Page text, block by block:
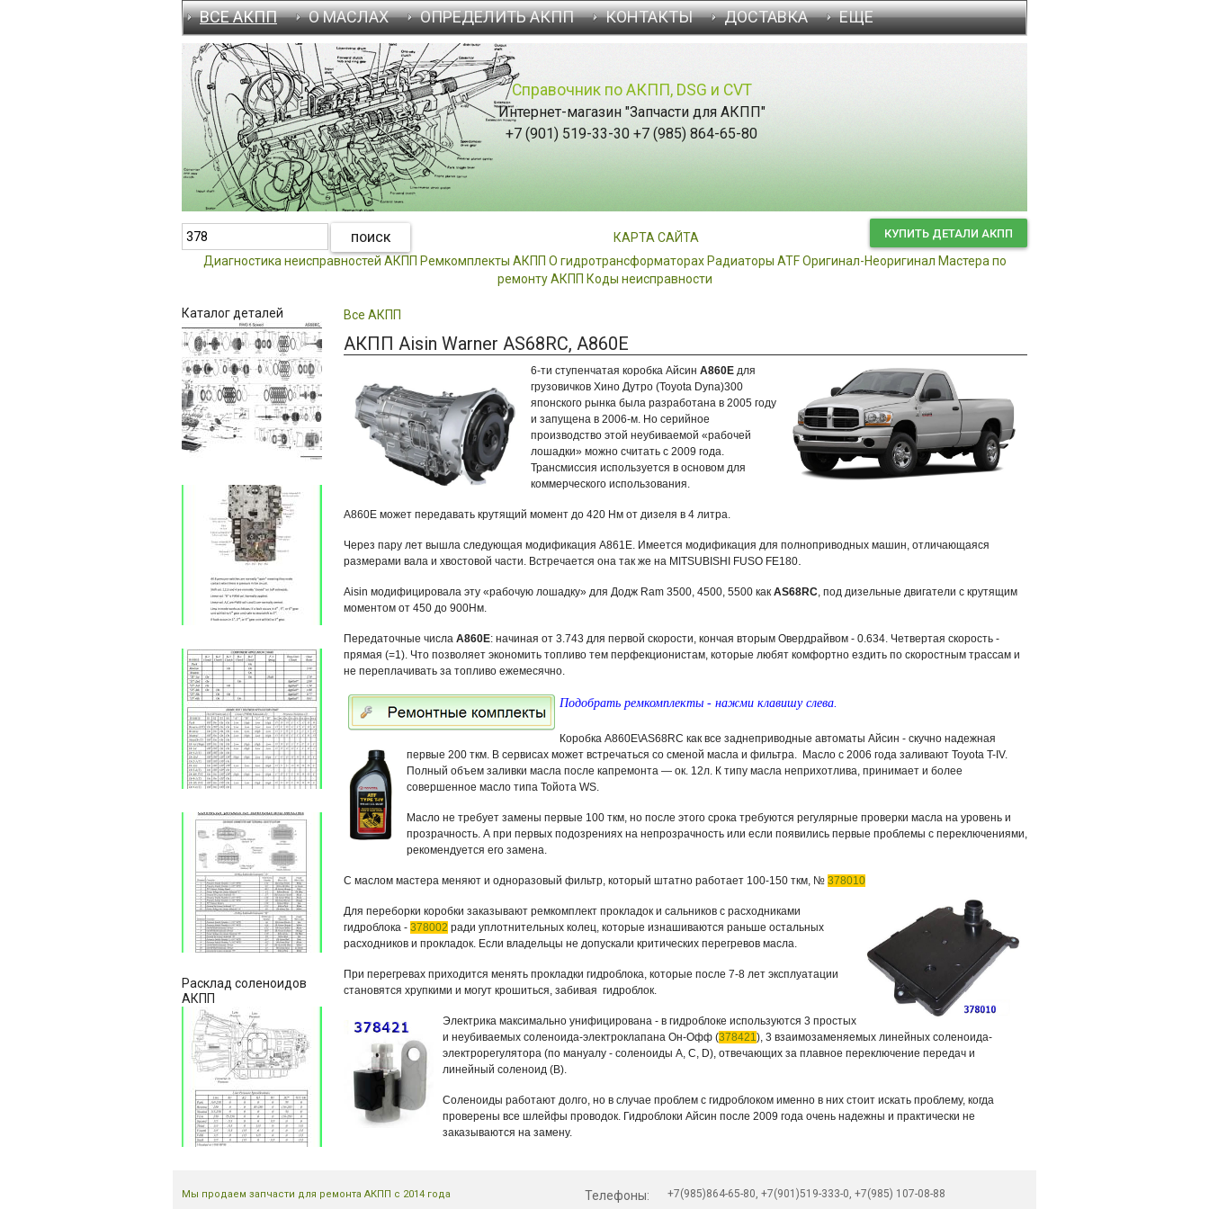
ВСЕ АКПП О МАСЛАХ ОПРЕДЕЛИТЬ АКПП КОНТАКТЫ ДОСТАВКА ЕЩЕ
Справочник по АКПП, DSG и CVT
Интернет-магазин "Запчасти для АКПП"
+7 (901) 519-33-30 +7 (985) 864-65-80
КАРТА САЙТА КУПИТЬ ДЕТАЛИ АКПП
Диагностика неисправностей АКПП Ремкомплекты АКПП О гидротрансформаторах Радиаторы ATF Оригинал-Неоригинал Мастера по
ремонту АКПП Коды неисправности
Каталог деталей
Расклад соленоидов
АКПП
Все АКПП
АКПП Aisin Warner AS68RC, A860E
6-ти ступенчатая коробка Айсин А860Е для
грузовичков Хино Дутро (Toyota Dyna)300
японского рынка была разработана в 2005 году
и запущена в 2006-м. Но серийное
производство этой неубиваемой «рабочей
лошадки» можно считать с 2009 года.
Трансмиссия используется в основом для
коммерческого использования.
А860Е может передавать крутящий момент до 420 Нм от дизеля в 4 литра.
Через пару лет вышла следующая модификация A861E. Имеется модификация для полноприводных машин, отличающаяся
размерами вала и хвостовой части. Встречается она так же на MITSUBISHI FUSO FE180.
Aisin модифицировала эту «рабочую лошадку» для Додж Ram 3500, 4500, 5500 как AS68RC, под дизельные двигатели с крутящим
моментом от 450 до 900Нм.
Передаточные числа А860Е: начиная от 3.743 для первой скорости, кончая вторым Овердрайвом - 0.634. Четвертая скорость -
прямая (=1). Что позволяет экономить топливо тем перфекционистам, которые любят комфортно ездить по скоростным трассам и
не переплачивать за топливо ежемесячно.
Подобрать ремкомплекты - нажми клавишу слева.
Коробка А860Е\AS68RC как все заднеприводные автоматы Айсин - скучно надежная
первые 200 ткм. В сервисах может встречаться со сменой масла и фильтра. Масло с 2006 года заливают Toyota T-IV.
Полный объем заливки масла после капремонта — ок. 12л. К типу масла неприхотлива, принимает и более
совершенное масло типа Тойота WS.
Масло не требует замены первые 100 ткм, но после этого срока требуются регулярные проверки масла на уровень и
прозрачность. А при первых подозрениях на непрозрачность или если появились первые проблемы с переключениями,
рекомендуется его замена.
С маслом мастера меняют и одноразовый фильтр, который штатно работает 100-150 ткм, № 378010
Для переборки коробки заказывают ремкомплект прокладок и сальников с расходниками
гидроблока - 378002 ради уплотнительных колец, которые изнашиваются раньше остальных
расходников и прокладок. Если владельцы не допускали критических перегревов масла.
При перегревах приходится менять прокладки гидроблока, которые после 7-8 лет эксплуатации
становятся хрупкими и могут крошиться, забивая гидроблок.
Электрика максимально унифицирована - в гидроблоке используются 3 простых
и неубиваемых соленоида-электроклапана Он-Офф (378421), 3 взаимозаменяемых линейных соленоида-
электрорегулятора (по мануалу - соленоиды А, C, D), отвечающих за плавное переключение передач и
линейный соленоид (B).
Соленоиды работают долго, но в случае проблем с гидроблоком именно в них стоит искать проблему, когда
проверены все шлейфы проводок. Гидроблоки Айсин после 2009 года очень надежны и практически не
заказываются на замену.
Мы продаем запчасти для ремонта АКПП с 2014 года Телефоны: +7(985)864-65-80, +7(901)519-333-0, +7(985) 107-08-88